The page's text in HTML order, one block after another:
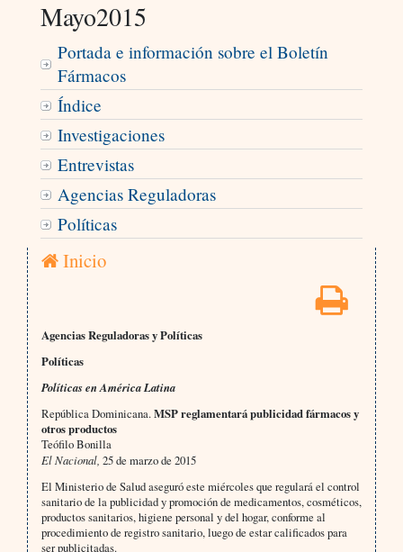
Mayo2015
Portada e información sobre el Boletín
Fármacos
Índice
Investigaciones
Entrevistas
Agencias Reguladoras
Políticas
Inicio
Agencias Reguladoras y Políticas
Políticas
Políticas en América Latina
República Dominicana.MSP reglamentará publicidad fármacos y
otros productos
Teófilo Bonilla
El Nacional, 25 de marzo de 2015
El Ministerio de Salud aseguró este miércoles que regulará el control
sanitario de la publicidad y promoción de medicamentos, cosméticos,
productos sanitarios, higiene personal y del hogar, conforme al
procedimiento de registro sanitario, luego de estar calificados para
ser publicitadas.